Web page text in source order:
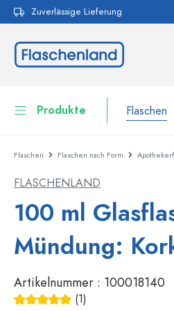
Zur
Zuverlässige Lieferung
Produkte Flaschen
Flaschen
Vorratsbehälter
Geschirr
Kosmetikbehälter
Flaschen Flaschen nach Form
FLASCHENLAND
100 ml
Mündung:
Artikelnummer : 100018140
(1)